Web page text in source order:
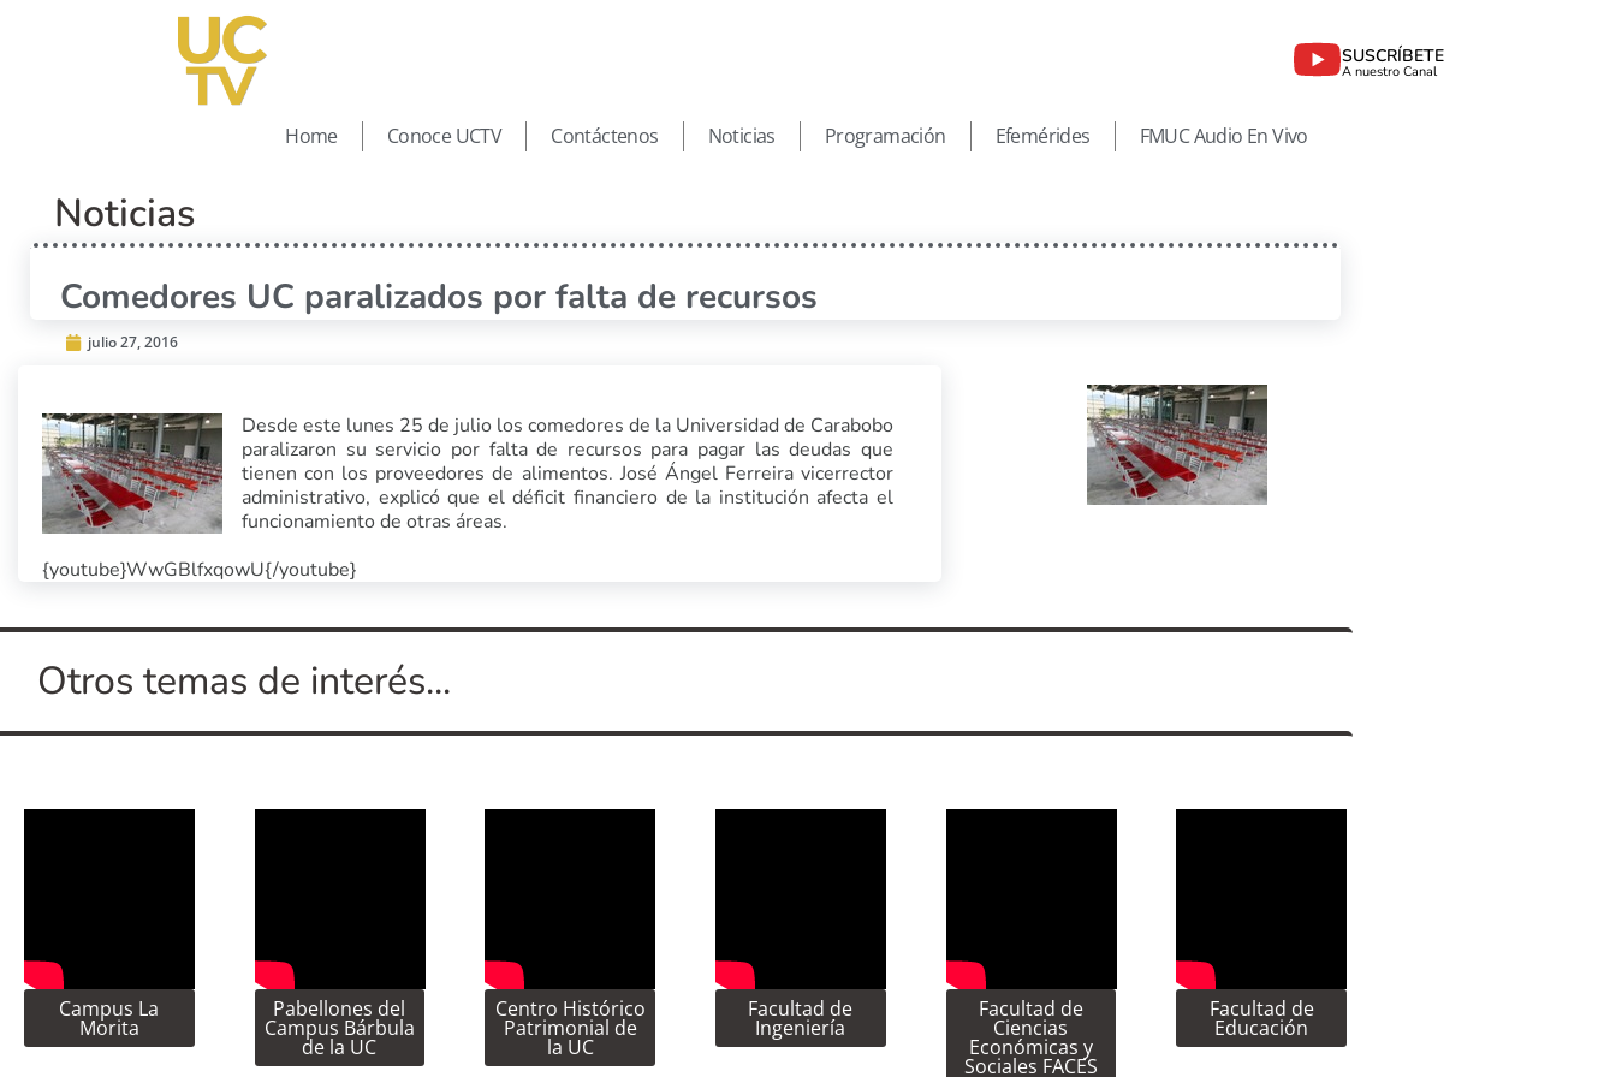
SUSCRÍBETE
A nuestro Canal
Home Conoce UCTV Contáctenos Noticias Programación Efemérides FMUC Audio En Vivo
Noticias
Comedores UC paralizados por falta de recursos
julio 27, 2016
Desde este lunes 25 de julio los comedores de la Universidad de Carabobo
paralizaron su servicio por falta de recursos para pagar las deudas que
tienen con los proveedores de alimentos. José Ángel Ferreira vicerrector
administrativo, explicó que el déficit financiero de la institución afecta el
funcionamiento de otras áreas.
{youtube}WwGBlfxqowU{/youtube}
Otros temas de interés...
Campus La
Morita
Pabellones del
Campus Bárbula
de la UC
Centro Histórico
Patrimonial de
la UC
Facultad de
Ingeniería
Facultad de
Ciencias
Económicas y
Sociales FACES
Facultad de
Educación